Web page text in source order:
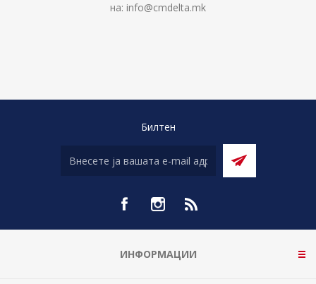
на: info@cmdelta.mk
Билтен
ИНФОРМАЦИИ